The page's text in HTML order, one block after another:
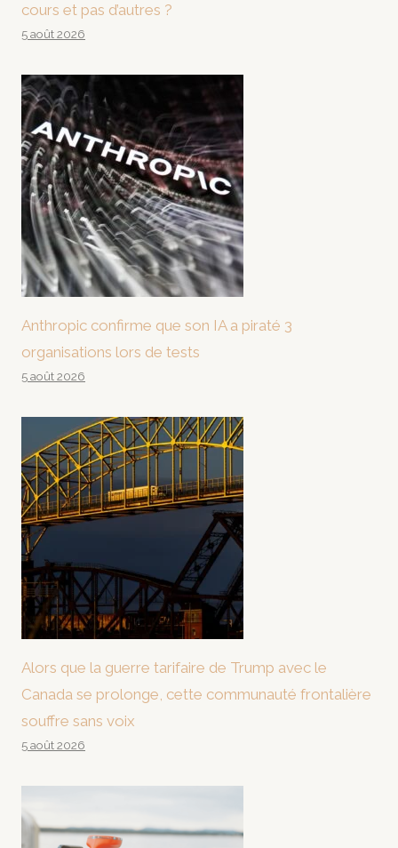
cours et pas d’autres ?
5 août 2026
Anthropic confirme que son IA a piraté 3
organisations lors de tests
5 août 2026
Alors que la guerre tarifaire de Trump avec le
Canada se prolonge, cette communauté frontalière
souffre sans voix
5 août 2026